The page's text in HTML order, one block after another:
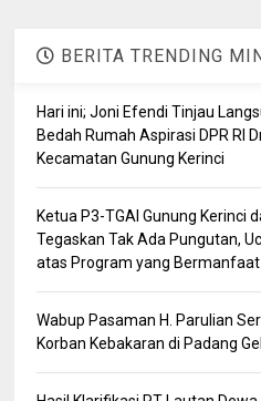
BERITA TRENDING
Hari ini; Joni Efendi Tinjau
Bedah Rumah Aspirasi DPR RI
Kecamatan Gunung Kerinci
Ketua P3-TGAI Gunung Kerinci
Tegaskan Tak Ada Pungutan,
atas Program yang
Wabup Pasaman H. Parulian
Korban Kebakaran di Padang